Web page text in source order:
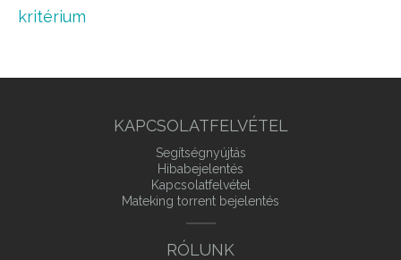
kritérium
KAPCSOLATFELVÉTEL
Segítségnyújtás
Hibabejelentés
Kapcsolatfelvétel
Mateking torrent bejelentés
RÓLUNK